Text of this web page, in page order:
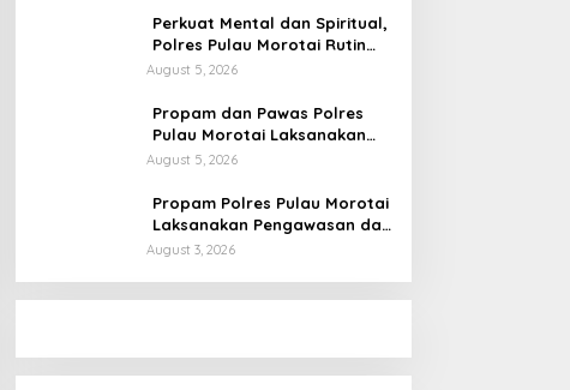
Perkuat Mental dan Spiritual,
Polres Pulau Morotai Rutin
Gelar Binrohtal untuk Bentuk
August 5, 2026
Propam dan Pawas Polres
Pulau Morotai Laksanakan
Pengecekan Pelayanan,
Mendapat Pelayanan Optimal
August 5, 2026
Propam Polres Pulau Morotai
Laksanakan Pengawasan dan
Pengecekan Personel Saat
August 3, 2026